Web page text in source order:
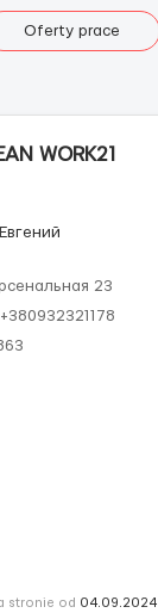
Oferty prace
WORK21
Евгений
23
stronie od 04.09.2024